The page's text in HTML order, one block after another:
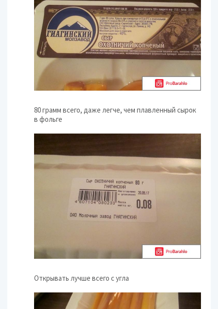
80 грамм всего, даже легче, чем плавленный сырок
в фольге
Открывать лучше всего с угла